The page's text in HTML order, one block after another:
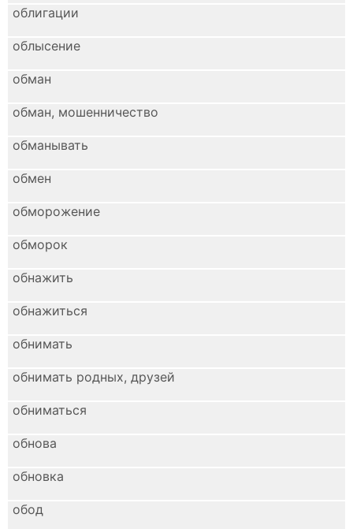
облигации
облысение
обман
обман, мошенничество
обманывать
обмен
обморожение
обморок
обнажить
обнажиться
обнимать
обнимать родных, друзей
обниматься
обнова
обновка
обод